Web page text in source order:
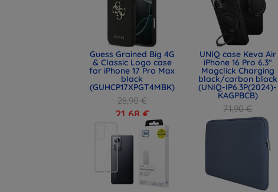
Guess Grained Big 4G
& Classic Logo case
for iPhone 17 Pro Max
black
(GUHCP17XPGT4MBK)
28,90 €
21,68 €
UNIQ case Keva Air
iPhone 16 Pro 6.3"
Magclick Charging
black/carbon black
(UNIQ-IP6.3P(2024)-
KAGPBCB)
71,90 €
53,93 €